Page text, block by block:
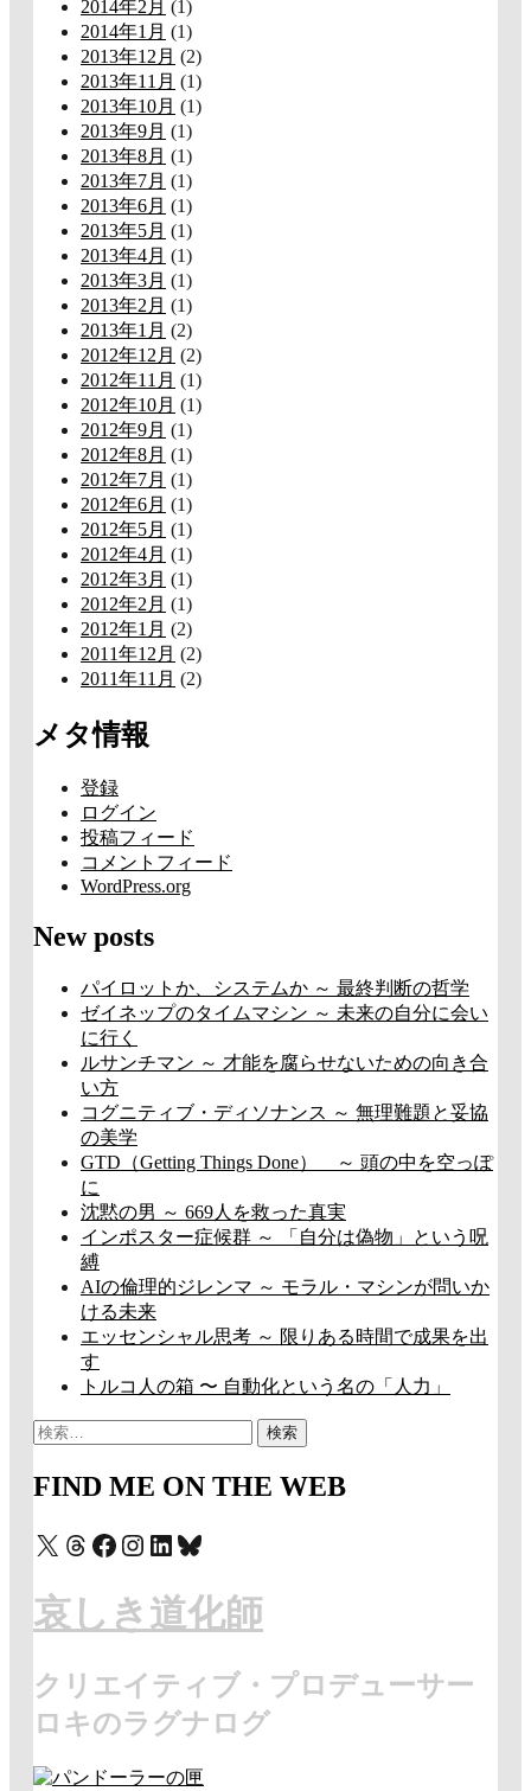
2014年2月 (1)
2014年1月 (1)
2013年12月 (2)
2013年11月 (1)
2013年10月 (1)
2013年9月 (1)
2013年8月 (1)
2013年7月 (1)
2013年6月 (1)
2013年5月 (1)
2013年4月 (1)
2013年3月 (1)
2013年2月 (1)
2013年1月 (2)
2012年12月 (2)
2012年11月 (1)
2012年10月 (1)
2012年9月 (1)
2012年8月 (1)
2012年7月 (1)
2012年6月 (1)
2012年5月 (1)
2012年4月 (1)
2012年3月 (1)
2012年2月 (1)
2012年1月 (2)
2011年12月 (2)
2011年11月 (2)
メタ情報
登録
ログイン
投稿フィード
コメントフィード
WordPress.org
New posts
パイロットか、システムか ～ 最終判断の哲学
ゼイネップのタイムマシン ～ 未来の自分に会い
に行く
ルサンチマン ～ 才能を腐らせないための向き合
い方
コグニティブ・ディソナンス ～ 無理難題と妥協
の美学
GTD（Getting Things Done） ～ 頭の中を空っぽ
に
沈黙の男 ～ 669人を救った真実
インポスター症候群 ～ 「自分は偽物」という呪
縛
AIの倫理的ジレンマ ～ モラル・マシンが問いか
ける未来
エッセンシャル思考 ～ 限りある時間で成果を出
す
トルコ人の箱 〜 自動化という名の「人力」
検
FIND ME ON THE WEB
X Threads
Facebook
Instagram
LinkedIn
Bluesky
哀しき道化師
クリエイティブ・プロデューサー
ロキのラグナログ